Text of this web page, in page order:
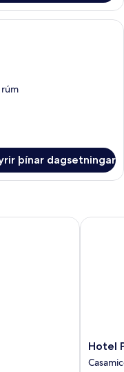
af bestu gerð, míníbar,
þínar dagsetningar
Hotel
Parco
Conte
Hotel
Hotel